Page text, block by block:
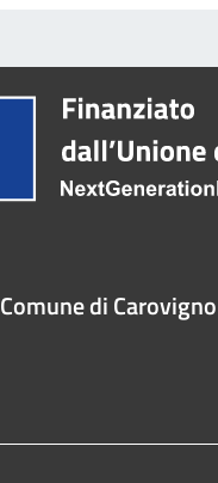
Comune di Carovigno